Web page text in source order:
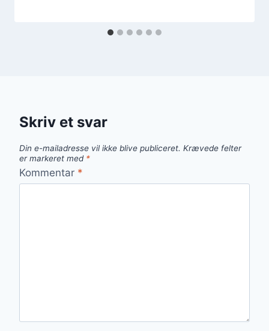
Skriv et svar
Din e-mailadresse vil ikke blive publiceret. Krævede felter
er markeret med *
Kommentar *